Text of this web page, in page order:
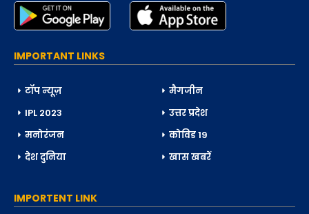
IMPORTANT LINKS
टॉप न्यूज़
मैगजीन
IPL 2023
उत्तर प्रदेश
मनोरंजन
कोविड 19
देश दुनिया
खास खबरें
IMPORTENT LINK